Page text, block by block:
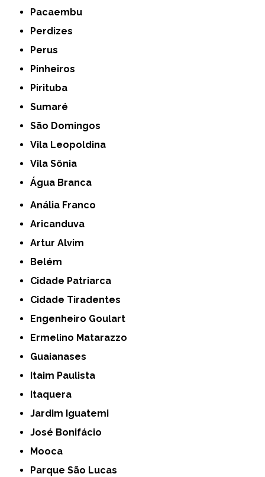
Pacaembu
Perdizes
Perus
Pinheiros
Pirituba
Sumaré
São Domingos
Vila Leopoldina
Vila Sônia
Água Branca
Anália Franco
Aricanduva
Artur Alvim
Belém
Cidade Patriarca
Cidade Tiradentes
Engenheiro Goulart
Ermelino Matarazzo
Guaianases
Itaim Paulista
Itaquera
Jardim Iguatemi
José Bonifácio
Mooca
Parque São Lucas